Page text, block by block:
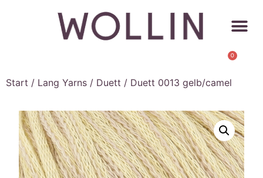
0
Start / Lang Yarns / Duett / Duett 0013 gelb/camel